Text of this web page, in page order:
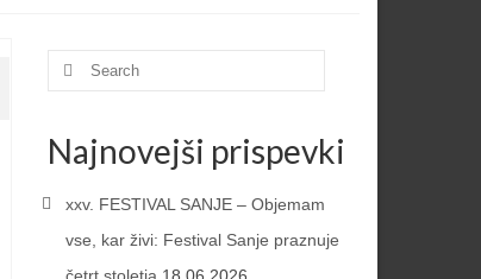
Search
Najnovejši prispevki
xxv. FESTIVAL SANJE – Objemam
vse, kar živi: Festival Sanje praznuje